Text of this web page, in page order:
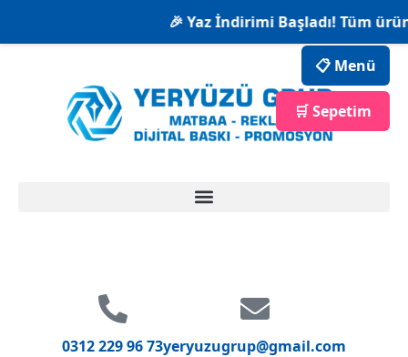
🎉 Yaz İndirimi Başladı! Tüm
0312 229 96 73yeryuzugrup@gmail.com
📋 Menü
🛒 Sepetim